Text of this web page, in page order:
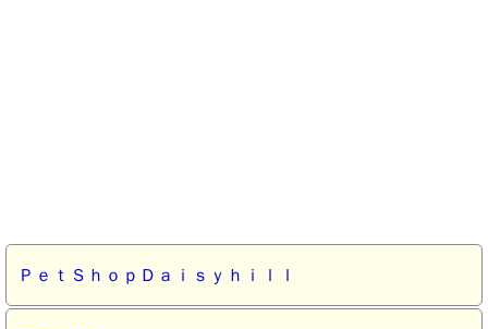
ＰｅｔＳｈｏｐＤａｉｓｙｈｉｌｌ